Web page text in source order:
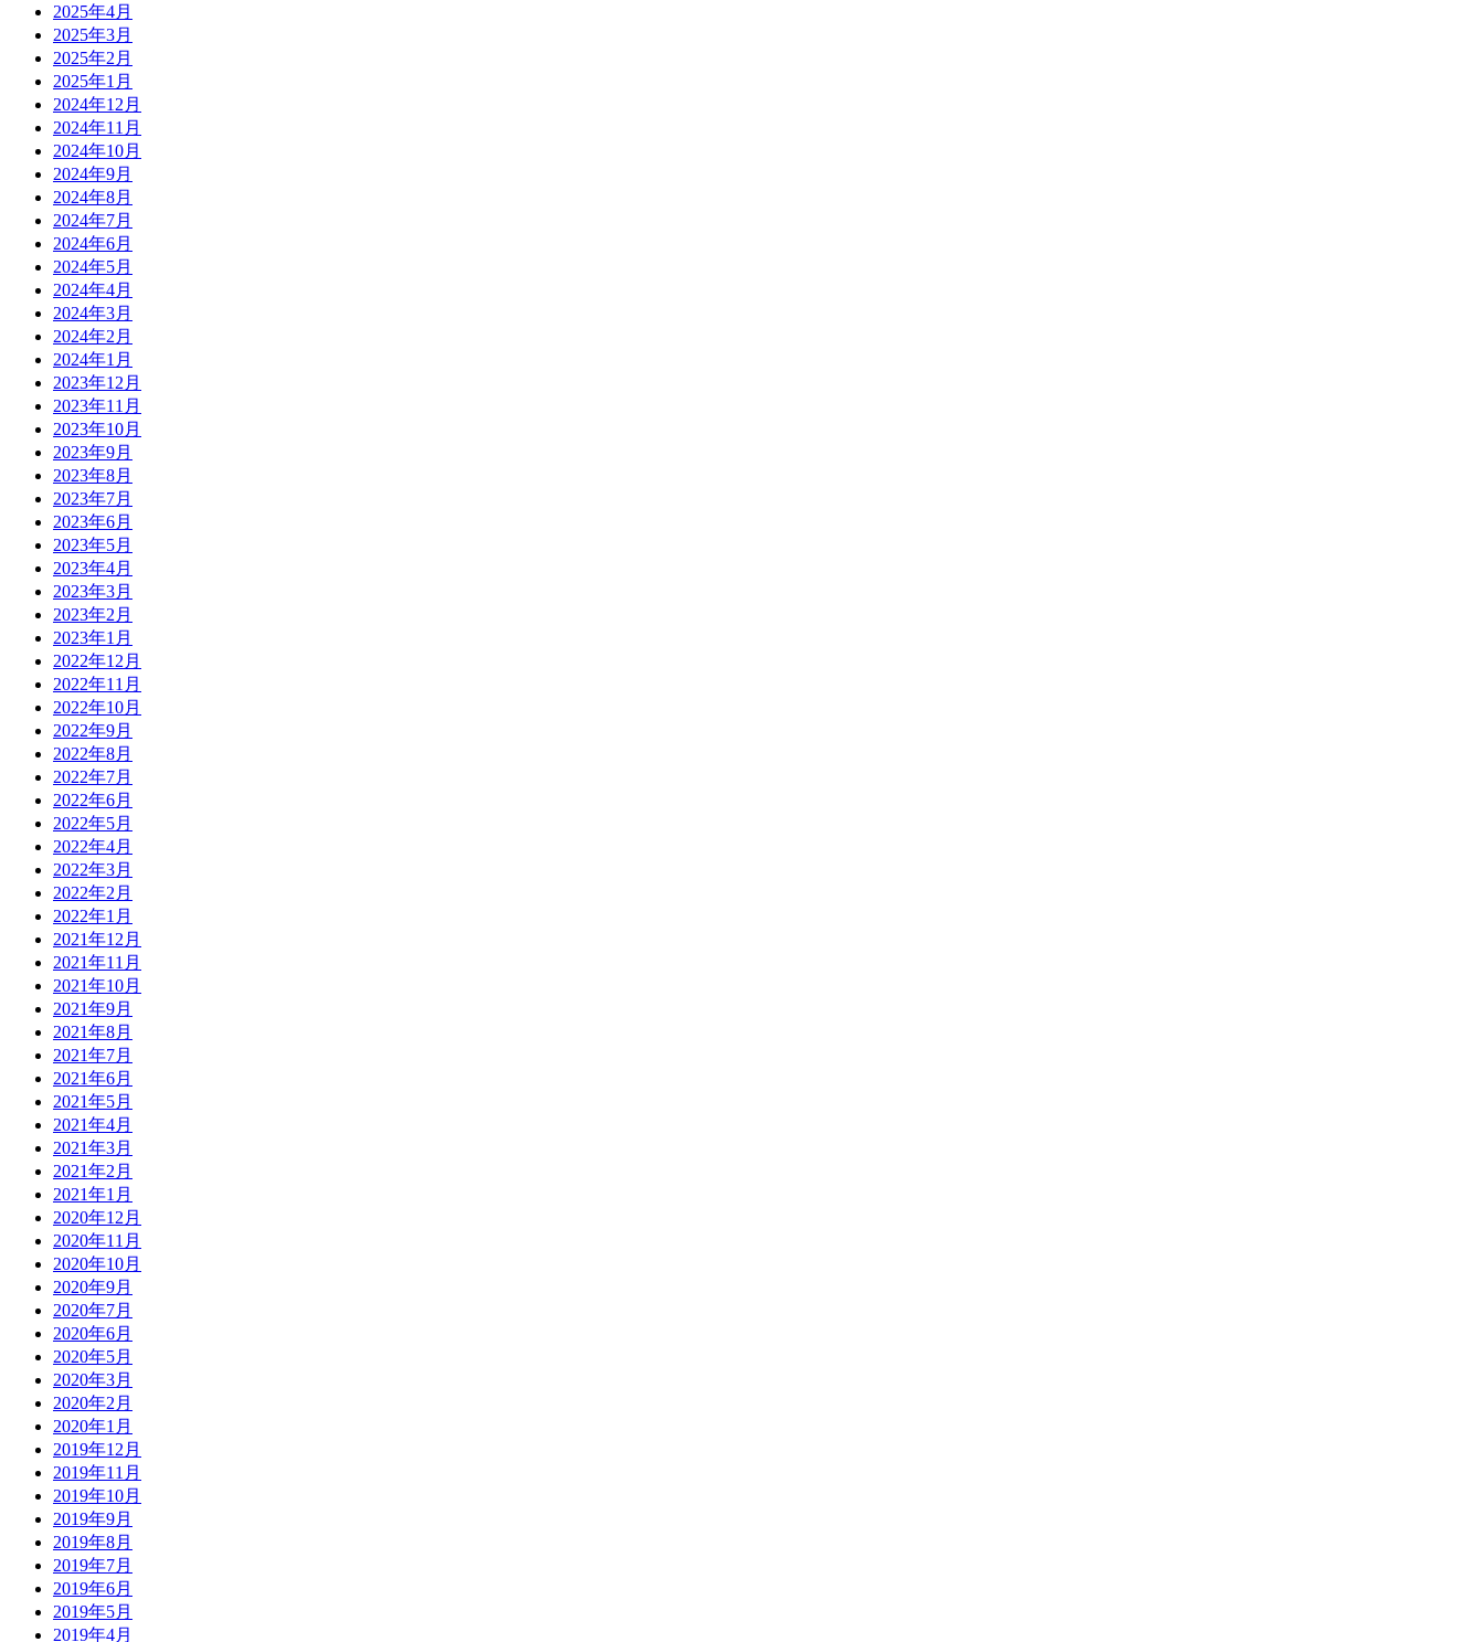
2025年4月
2025年3月
2025年2月
2025年1月
2024年12月
2024年11月
2024年10月
2024年9月
2024年8月
2024年7月
2024年6月
2024年5月
2024年4月
2024年3月
2024年2月
2024年1月
2023年12月
2023年11月
2023年10月
2023年9月
2023年8月
2023年7月
2023年6月
2023年5月
2023年4月
2023年3月
2023年2月
2023年1月
2022年12月
2022年11月
2022年10月
2022年9月
2022年8月
2022年7月
2022年6月
2022年5月
2022年4月
2022年3月
2022年2月
2022年1月
2021年12月
2021年11月
2021年10月
2021年9月
2021年8月
2021年7月
2021年6月
2021年5月
2021年4月
2021年3月
2021年2月
2021年1月
2020年12月
2020年11月
2020年10月
2020年9月
2020年7月
2020年6月
2020年5月
2020年3月
2020年2月
2020年1月
2019年12月
2019年11月
2019年10月
2019年9月
2019年8月
2019年7月
2019年6月
2019年5月
2019年4月